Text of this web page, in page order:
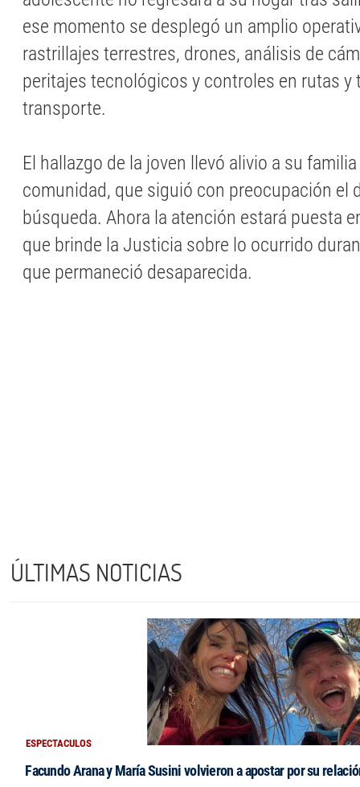
ese momento se desplegó un amplio
rastrillajes terrestres, drones, análisis de
peritajes tecnológicos y controles en rutas y
transporte.
El hallazgo de la joven llevó alivio a su
comunidad, que siguió con preocupación el
búsqueda. Ahora la atención estará puesta
que brinde la Justicia sobre lo ocurrido
que permaneció desaparecida.
ÚLTIMAS NOTICIAS
ESPECTACULOS
Facundo Arana y María Susini volvieron a apostar por su